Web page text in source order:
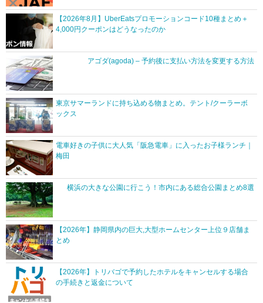
【2026年8月】UberEatsプロモーションコード10種まとめ＋
4,000円クーポンはどうなったのか
アゴダ(agoda) – 予約後に支払い方法を変更する方法
東京サマーランドに持ち込める物まとめ。テント/クーラーボ
ックス
電車好きの子供に大人気「阪急電車」に入ったお子様ランチ｜
梅田
横浜の大きな公園に行こう！市内にある総合公園まとめ8選
【2026年】静岡県内の巨大,大型ホームセンター上位９店舗ま
とめ
【2026年】トリバゴで予約したホテルをキャンセルする場合
の手続きと返金について